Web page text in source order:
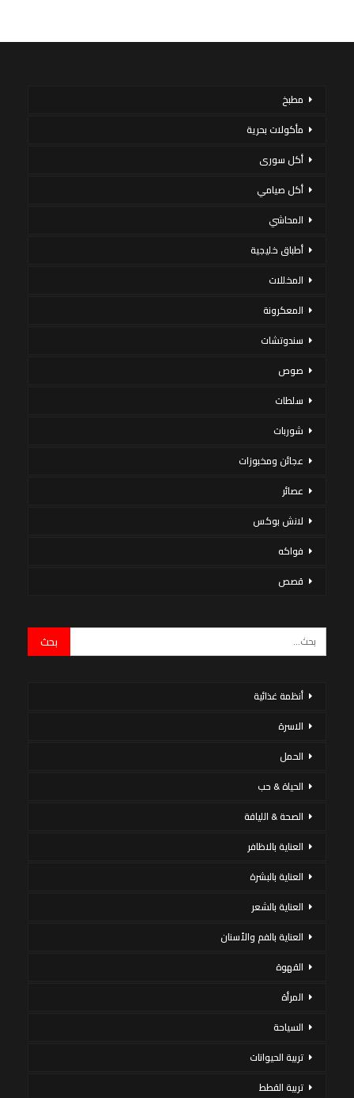
مطبخ
مأكولات بحرية
أكل سورى
أكل صيامي
المحاشي
أطباق خليجية
المخللات
المعكرونة
سندوتشات
صوص
سلطات
شوربات
عجائن ومخبوزات
عصائر
لانش بوكس
فواكه
قصص
أنظمة غذائية
الاسرة
الحمل
الحياة & حب
الصحة & اللياقة
العناية بالاظافر
العناية بالبشرة
العناية بالشعر
العناية بالفم والأسنان
القهوة
المرأة
السياحة
تربية الحيوانات
تربية القطط